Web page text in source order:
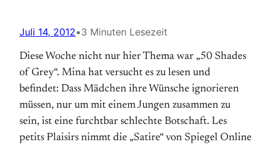
Juli 14, 2012•3 Minuten Lesezeit
Diese Woche nicht nur hier Thema war „50 Shades
of Grey“. Mina hat versucht es zu lesen und
befindet: Dass Mädchen ihre Wünsche ignorieren
müssen, nur um mit einem Jungen zusammen zu
sein, ist eine furchtbar schlechte Botschaft. Les
petits Plaisirs nimmt die „Satire“ von Spiegel Online